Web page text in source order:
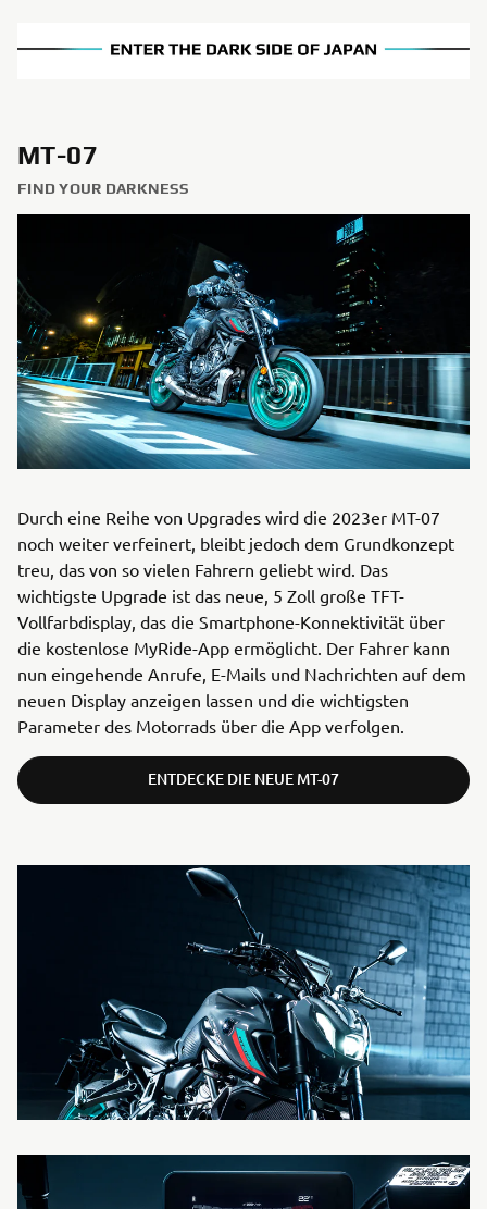
MT-07
FIND YOUR DARKNESS
Durch eine Reihe von Upgrades wird die 2023er MT-07
noch weiter verfeinert, bleibt jedoch dem Grundkonzept
treu, das von so vielen Fahrern geliebt wird. Das
wichtigste Upgrade ist das neue, 5 Zoll große TFT-
Vollfarbdisplay, das die Smartphone-Konnektivität über
die kostenlose MyRide-App ermöglicht. Der Fahrer kann
nun eingehende Anrufe, E-Mails und Nachrichten auf dem
neuen Display anzeigen lassen und die wichtigsten
Parameter des Motorrads über die App verfolgen.
ENTDECKE DIE NEUE MT-07